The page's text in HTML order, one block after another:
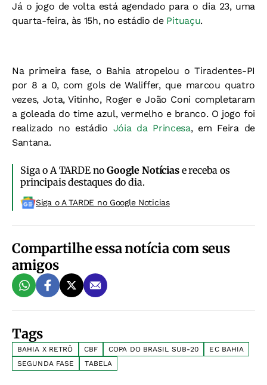
Já o jogo de volta está agendado para o dia 23, uma
quarta-feira, às 15h, no estádio de Pituaçu.
Na primeira fase, o Bahia atropelou o Tiradentes-PI
por 8 a 0, com gols de Waliffer, que marcou quatro
vezes, Jota, Vitinho, Roger e João Coni completaram
a goleada do time azul, vermelho e branco. O jogo foi
realizado no estádio Jóia da Princesa, em Feira de
Santana.
Siga o A TARDE noGoogle Notíciase receba os
principais destaques do dia.
Siga o A TARDE no Google Noticias
Compartilhe essa notícia com seus
amigos
Tags
BAHIA X RETRÔ CBF COPA DO BRASIL SUB-20
EC BAHIA
SEGUNDA FASE
TABELA